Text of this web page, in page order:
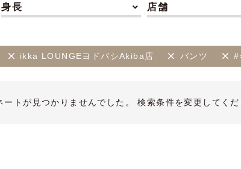
身長 店舗
ikka LOUNGEヨドバシAkiba店 パンツ #
トが見つかりませんでした。 検索条件を変更してくだ